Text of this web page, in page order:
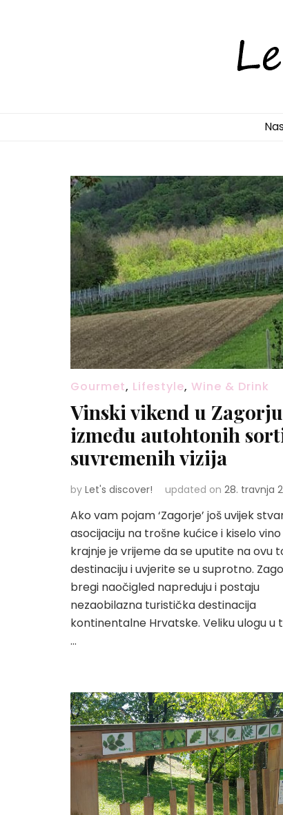
Gourmet, Lifestyle, Wine & Drink
Vinski vikend u
između autohtonih
suvremenih vizija
by Let's discover! updated on 28. travnja
Ako vam pojam ‘Zagorje’ još uvijek
asocijaciju na trošne kućice i kiselo vino
krajnje je vrijeme da se uputite na ovu
destinaciju i uvjerite se u suprotno.
bregi naočigled napreduju i postaju
nezaobilazna turistička destinacija
kontinentalne Hrvatske. Veliku ulogu u
…